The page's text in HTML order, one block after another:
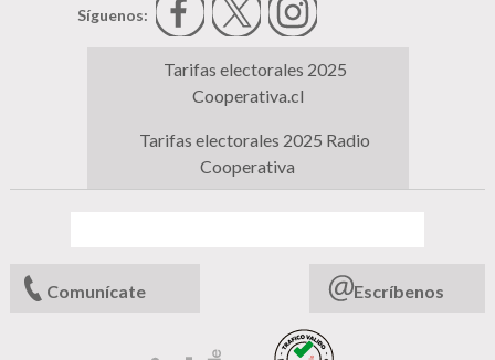
Síguenos:
Tarifas electorales 2025
Cooperativa.cl
Tarifas electorales 2025 Radio
Cooperativa
Comunícate Escríbenos